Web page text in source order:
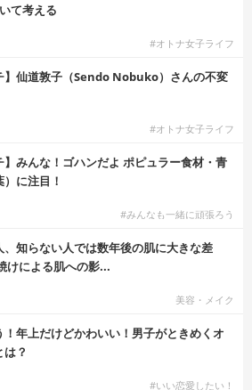
て考える
#オトナ女子ライフ
】仙道敦子（Sendo Nobuko）さんの不変
#オトナ女子ライフ
】みんな！ゴハンだよ ポピュラー食材・青
に注目！
#みんなも一緒に頑張ろう
、知らない人では数年後の肌に大きな差
けによる肌への影...
美容・メイク
！年上だけどかわいい！男子がときめくオ
は？
#いい恋愛したい！